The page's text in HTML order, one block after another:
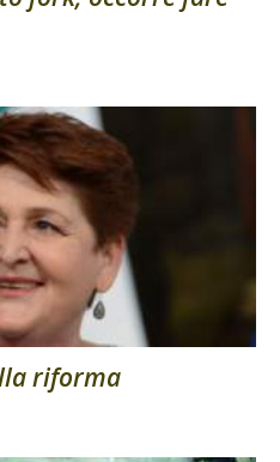
riforma